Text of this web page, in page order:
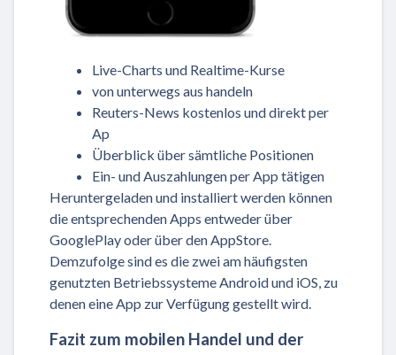
Live-Charts und Realtime-Kurse
von unterwegs aus handeln
Reuters-News kostenlos und direkt per
Ap
Überblick über sämtliche Positionen
Ein- und Auszahlungen per App tätigen
Heruntergeladen und installiert werden können
die entsprechenden Apps entweder über
GooglePlay oder über den AppStore.
Demzufolge sind es die zwei am häufigsten
genutzten Betriebssysteme Android und iOS, zu
denen eine App zur Verfügung gestellt wird.
Fazit zum mobilen Handel und der